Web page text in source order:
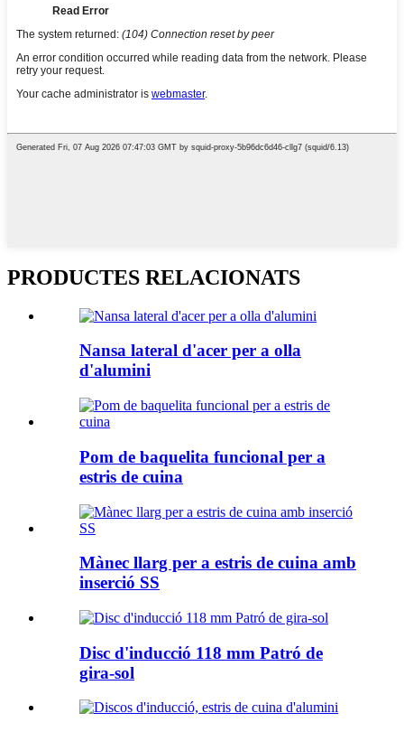
PRODUCTES RELACIONATS
Nansa lateral d'acer per a olla
d'alumini
Pom de baquelita funcional per a
estris de cuina
Mànec llarg per a estris de cuina amb
inserció SS
Disc d'inducció 118 mm Patró de
gira-sol